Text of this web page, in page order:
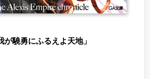
が驍勇にふるえよ天地」